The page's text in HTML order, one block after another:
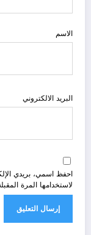
الاسم
البريد الالكتروني
احفظ اسمي، بريدي
لاستخدامها المرة